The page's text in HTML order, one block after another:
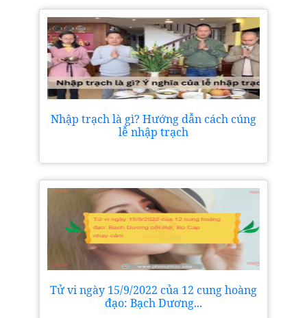
Nhập trạch là gì? Hướng dẫn cách cúng
lễ nhập trạch
Tử vi ngày 15/9/2022 của 12 cung hoàng
đạo: Bạch Dương...